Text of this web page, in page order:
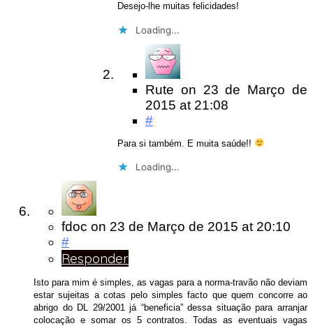
Desejo-lhe muitas felicidades!
Loading...
Rute on 23 de Março de
2015 at 21:08
#
Para si também. E muita saúde!!
Loading...
fdoc on 23 de Março de 2015 at 20:10
#
Responder
Isto para mim é simples, as vagas para a norma-travão não deviam
estar sujeitas a cotas pelo simples facto que quem concorre ao
abrigo do DL 29/2001 já “beneficia” dessa situação para arranjar
colocação e somar os 5 contratos. Todas as eventuais vagas